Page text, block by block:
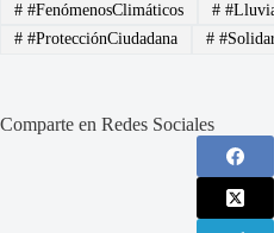
##FenómenosClimáticos #
##ProtecciónCiudadana #
Comparte en Redes Sociales